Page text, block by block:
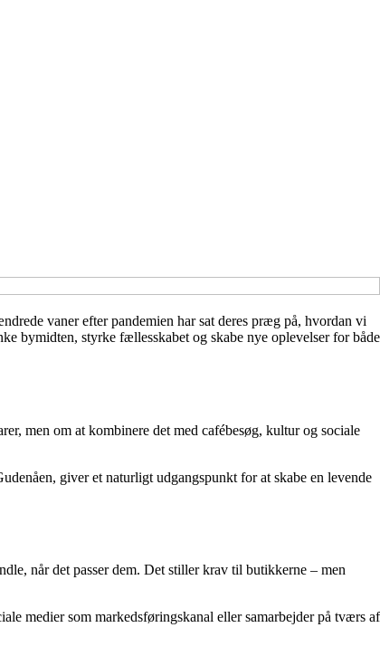
vaner efter pandemien har sat deres præg på, hvordan vi
bymidten, styrke fællesskabet og skabe nye oplevelser for både
men om at kombinere det med cafébesøg, kultur og sociale
giver et naturligt udgangspunkt for at skabe en levende
når det passer dem. Det stiller krav til butikkerne – men
medier som markedsføringskanal eller samarbejder på tværs af